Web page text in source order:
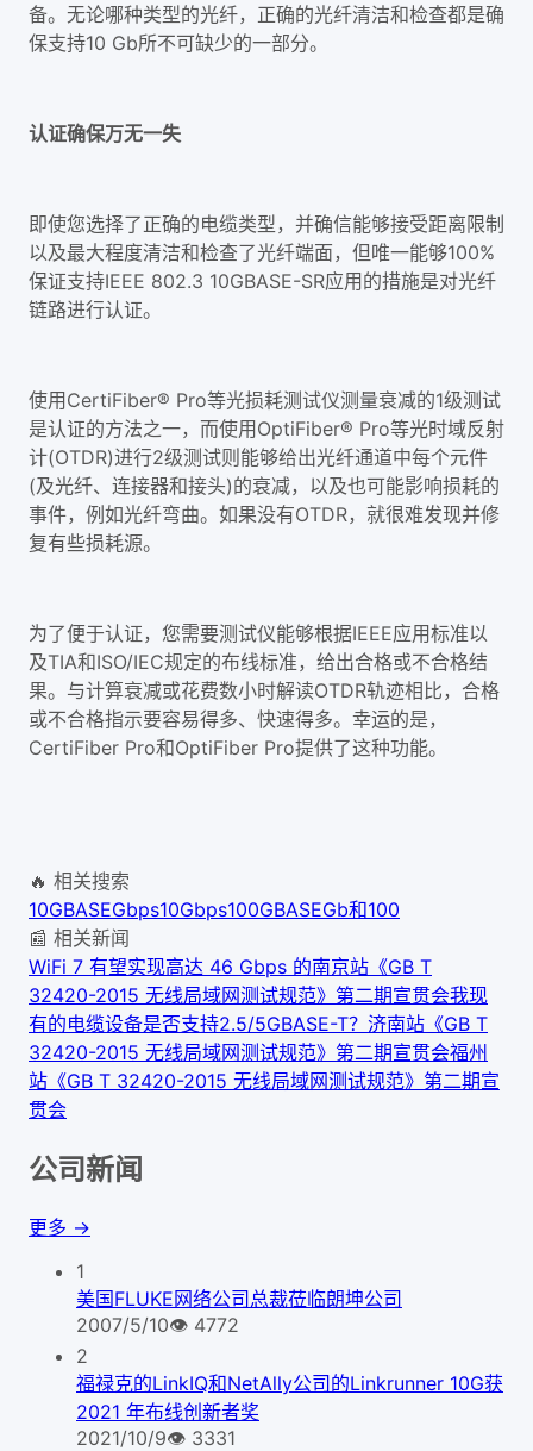
备。无论哪种类型的光纤，正确的光纤清洁和检查都是确
保支持10 Gb所不可缺少的一部分。
认证确保万无一失
即使您选择了正确的电缆类型，并确信能够接受距离限制
以及最大程度清洁和检查了光纤端面，但唯一能够100%
保证支持IEEE 802.3 10GBASE-SR应用的措施是对光纤
链路进行认证。
使用CertiFiber® Pro等光损耗测试仪测量衰减的1级测试
是认证的方法之一，而使用OptiFiber® Pro等光时域反射
计(OTDR)进行2级测试则能够给出光纤通道中每个元件
(及光纤、连接器和接头)的衰减，以及也可能影响损耗的
事件，例如光纤弯曲。如果没有OTDR，就很难发现并修
复有些损耗源。
为了便于认证，您需要测试仪能够根据IEEE应用标准以
及TIA和ISO/IEC规定的布线标准，给出合格或不合格结
果。与计算衰减或花费数小时解读OTDR轨迹相比，合格
或不合格指示要容易得多、快速得多。幸运的是，
CertiFiber Pro和OptiFiber Pro提供了这种功能。
🔥 相关搜索
10GBASEGbps10Gbps100GBASEGb和100
📰 相关新闻
WiFi 7 有望实现高达 46 Gbps 的南京站《GB T
32420-2015 无线局域网测试规范》第二期宣贯会我现
有的电缆设备是否支持2.5/5GBASE-T？ 济南站《GB T
32420-2015 无线局域网测试规范》第二期宣贯会福州
站《GB T 32420-2015 无线局域网测试规范》第二期宣
贯会
公司新闻
更多 →
1
美国FLUKE网络公司总裁莅临朗坤公司
2007/5/10👁 4772
2
福禄克的LinkIQ和NetAlly公司的Linkrunner 10G获
2021 年布线创新者奖
2021/10/9👁 3331